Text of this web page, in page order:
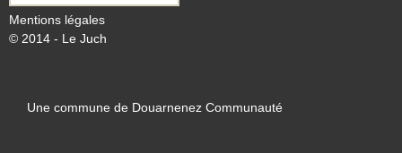
pour :
Mentions légales
© 2014 - Le Juch
Une commune de Douarnenez Communauté